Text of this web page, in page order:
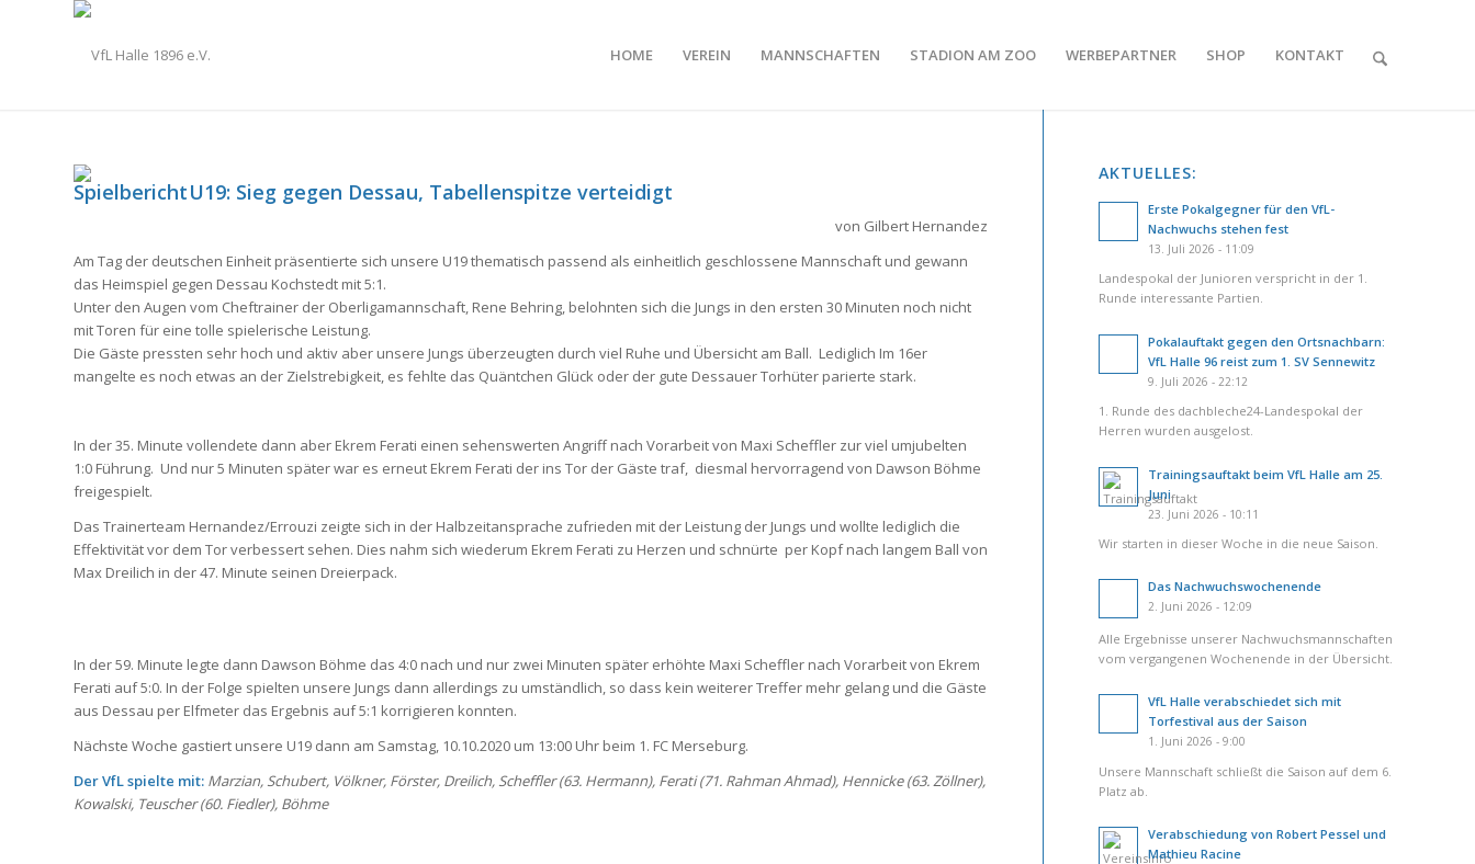
HOME VEREIN MANNSCHAFTEN STADION AM ZOO WERBEPARTNER SHOP KONTAKT
U19: Sieg gegen Dessau, Tabellenspitze verteidigt
von Gilbert Hernandez
Am Tag der deutschen Einheit präsentierte sich unsere U19 thematisch passend als einheitlich geschlossene Mannschaft und gewann
das Heimspiel gegen Dessau Kochstedt mit 5:1.
Unter den Augen vom Cheftrainer der Oberligamannschaft, Rene Behring, belohnten sich die Jungs in den ersten 30 Minuten noch nicht
mit Toren für eine tolle spielerische Leistung.
Die Gäste pressten sehr hoch und aktiv aber unsere Jungs überzeugten durch viel Ruhe und Übersicht am Ball. Lediglich Im 16er
mangelte es noch etwas an der Zielstrebigkeit, es fehlte das Quäntchen Glück oder der gute Dessauer Torhüter parierte stark.
In der 35. Minute vollendete dann aber Ekrem Ferati einen sehenswerten Angriff nach Vorarbeit von Maxi Scheffler zur viel umjubelten
1:0 Führung. Und nur 5 Minuten später war es erneut Ekrem Ferati der ins Tor der Gäste traf, diesmal hervorragend von Dawson Böhme
freigespielt.
Das Trainerteam Hernandez/Errouzi zeigte sich in der Halbzeitansprache zufrieden mit der Leistung der Jungs und wollte lediglich die
Effektivität vor dem Tor verbessert sehen. Dies nahm sich wiederum Ekrem Ferati zu Herzen und schnürte per Kopf nach langem Ball von
Max Dreilich in der 47. Minute seinen Dreierpack.
In der 59. Minute legte dann Dawson Böhme das 4:0 nach und nur zwei Minuten später erhöhte Maxi Scheffler nach Vorarbeit von Ekrem
Ferati auf 5:0. In der Folge spielten unsere Jungs dann allerdings zu umständlich, so dass kein weiterer Treffer mehr gelang und die Gäste
aus Dessau per Elfmeter das Ergebnis auf 5:1 korrigieren konnten.
Nächste Woche gastiert unsere U19 dann am Samstag, 10.10.2020 um 13:00 Uhr beim 1. FC Merseburg.
Der VfL spielte mit: Marzian, Schubert, Völkner, Förster, Dreilich, Scheffler (63. Hermann), Ferati (71. Rahman Ahmad), Hennicke (63. Zöllner),
Kowalski, Teuscher (60. Fiedler), Böhme
AKTUELLES:
Erste Pokalgegner für den VfL-
Nachwuchs stehen fest
13. Juli 2026 - 11:09
Landespokal der Junioren verspricht in der 1.
Runde interessante Partien.
Pokalauftakt gegen den Ortsnachbarn:
VfL Halle 96 reist zum 1. SV Sennewitz
9. Juli 2026 - 22:12
1. Runde des dachbleche24-Landespokal der
Herren wurden ausgelost.
Trainingsauftakt beim VfL Halle am 25.
Juni
23. Juni 2026 - 10:11
Wir starten in dieser Woche in die neue Saison.
Das Nachwuchswochenende
2. Juni 2026 - 12:09
Alle Ergebnisse unserer Nachwuchsmannschaften
vom vergangenen Wochenende in der Übersicht.
VfL Halle verabschiedet sich mit
Torfestival aus der Saison
1. Juni 2026 - 9:00
Unsere Mannschaft schließt die Saison auf dem 6.
Platz ab.
Verabschiedung von Robert Pessel und
Mathieu Racine